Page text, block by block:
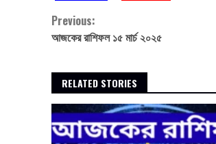
Continue
Reading
Previous:
আজকের রাশিফল ১৫ মার্চ ২০২৫
RELATED STORIES